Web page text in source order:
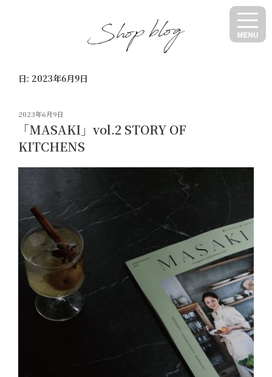
日: 2023年6月9日
投
日:
2023年6月9日
「MASAKI」vol.2 STORY OF
KITCHENS